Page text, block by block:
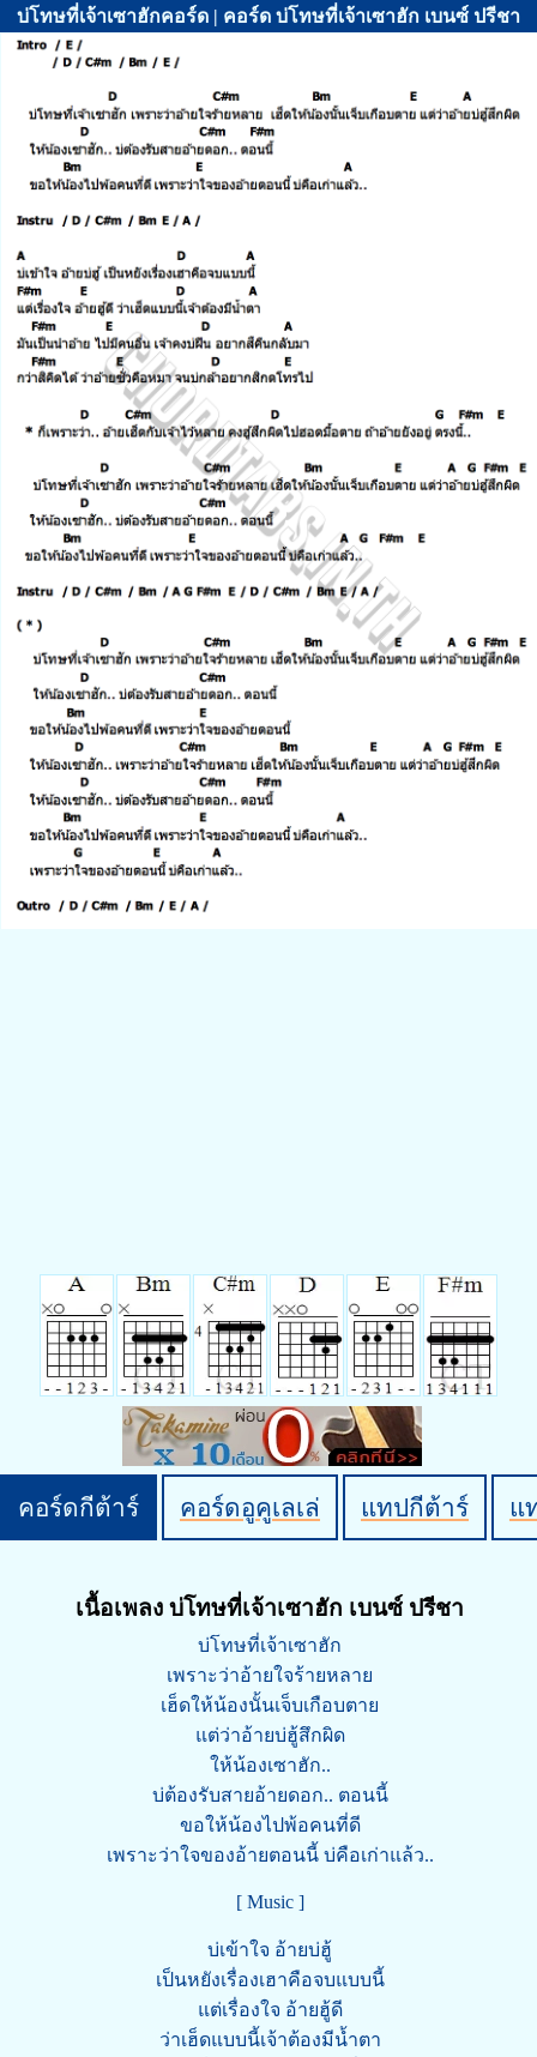
บ่โทษที่เจ้าเซาฮักคอร์ด | คอร์ด บ่โทษที่เจ้าเซาฮัก เบนซ์ ปรีชา
คอร์ดกีต้าร์ คอร์ดอูคูเลเล่ แทปกีต้าร์ แ
เนื้อเพลง บ่โทษที่เจ้าเซาฮัก เบนซ์ ปรีชา
บ่โทษที่เจ้าเซาฮัก
เพราะว่าอ้ายใจร้ายหลาย
เฮ็ดให้น้องนั้นเจ็บเกือบตาย
แต่ว่าอ้ายบ่ฮู้สึกผิด
ให้น้องเซาฮัก..
บ่ต้องรับสายอ้ายดอก.. ตอนนี้
ขอให้น้องไปพ้อคนที่ดี
เพราะว่าใจของอ้ายตอนนี้ บ่คือเก่าแล้ว..
[ Music ]
บ่เข้าใจ อ้ายบ่ฮู้
เป็นหยังเรื่องเฮาคือจบแบบนี้
แต่เรื่องใจ อ้ายฮู้ดี
ว่าเฮ็ดแบบนี้เจ้าต้องมีน้ำตา